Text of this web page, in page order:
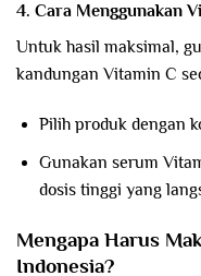
4. Cara Menggunakan
Untuk hasil maksimal,
kandungan Vitamin C
Pilih produk dengan
Gunakan serum
dosis tinggi yang
Mengapa Harus
Indonesia?